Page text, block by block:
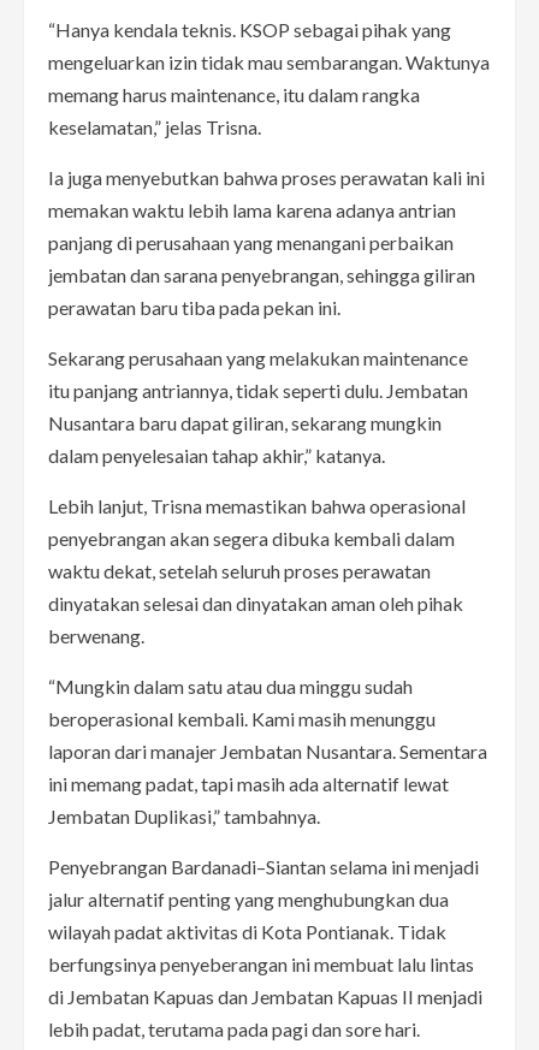
“Hanya kendala teknis. KSOP sebagai pihak yang
mengeluarkan izin tidak mau sembarangan. Waktunya
memang harus maintenance, itu dalam rangka
keselamatan,” jelas Trisna.
Ia juga menyebutkan bahwa proses perawatan kali ini
memakan waktu lebih lama karena adanya antrian
panjang di perusahaan yang menangani perbaikan
jembatan dan sarana penyebrangan, sehingga giliran
perawatan baru tiba pada pekan ini.
Sekarang perusahaan yang melakukan maintenance
itu panjang antriannya, tidak seperti dulu. Jembatan
Nusantara baru dapat giliran, sekarang mungkin
dalam penyelesaian tahap akhir,” katanya.
Lebih lanjut, Trisna memastikan bahwa operasional
penyebrangan akan segera dibuka kembali dalam
waktu dekat, setelah seluruh proses perawatan
dinyatakan selesai dan dinyatakan aman oleh pihak
berwenang.
“Mungkin dalam satu atau dua minggu sudah
beroperasional kembali. Kami masih menunggu
laporan dari manajer Jembatan Nusantara. Sementara
ini memang padat, tapi masih ada alternatif lewat
Jembatan Duplikasi,” tambahnya.
Penyebrangan Bardanadi–Siantan selama ini menjadi
jalur alternatif penting yang menghubungkan dua
wilayah padat aktivitas di Kota Pontianak. Tidak
berfungsinya penyeberangan ini membuat lalu lintas
di Jembatan Kapuas dan Jembatan Kapuas II menjadi
lebih padat, terutama pada pagi dan sore hari.